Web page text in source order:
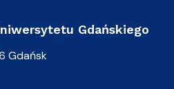
Gdańskiego
Gdańsk